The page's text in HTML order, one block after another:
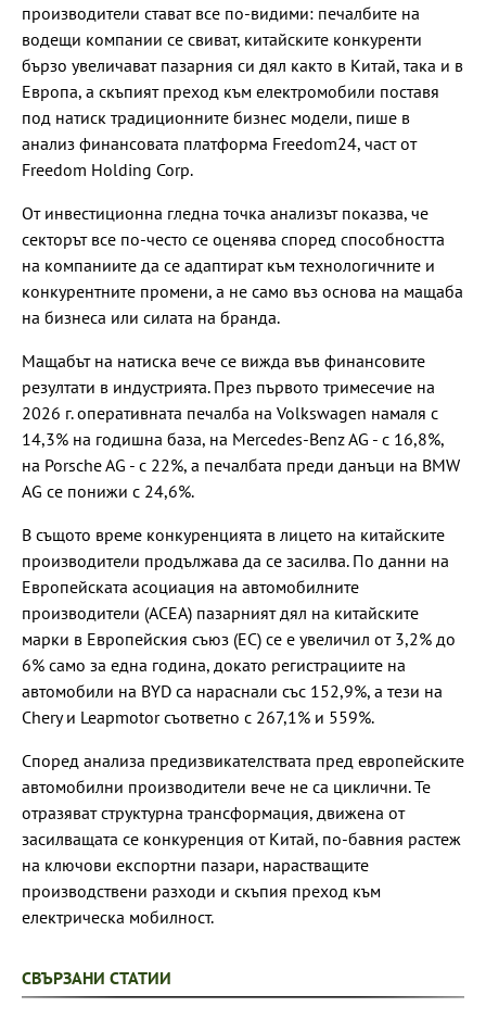
производители стават все по-видими: печалбите на
водещи компании се свиват, китайските конкуренти
бързо увеличават пазарния си дял както в Китай, така и в
Европа, а скъпият преход към електромобили поставя
под натиск традиционните бизнес модели, пише в
анализ финансовата платформа Freedom24, част от
Freedom Holding Corp.
От инвестиционна гледна точка анализът показва, че
секторът все по-често се оценява според способността
на компаниите да се адаптират към технологичните и
конкурентните промени, а не само въз основа на мащаба
на бизнеса или силата на бранда.
Мащабът на натиска вече се вижда във финансовите
резултати в индустрията. През първото тримесечие на
2026 г. оперативната печалба на Volkswagen намаля с
14,3% на годишна база, на Mercedes-Benz AG - с 16,8%,
на Porsche AG - с 22%, а печалбата преди данъци на BMW
AG се понижи с 24,6%.
В същото време конкуренцията в лицето на китайските
производители продължава да се засилва. По данни на
Европейската асоциация на автомобилните
производители (ACEA) пазарният дял на китайските
марки в Европейския съюз (ЕС) се е увеличил от 3,2% до
6% само за една година, докато регистрациите на
автомобили на BYD са нараснали със 152,9%, а тези на
Chery и Leapmotor съответно с 267,1% и 559%.
Според анализа предизвикателствата пред европейските
автомобилни производители вече не са циклични. Те
отразяват структурна трансформация, движена от
засилващата се конкуренция от Китай, по-бавния растеж
на ключови експортни пазари, нарастващите
производствени разходи и скъпия преход към
електрическа мобилност.
СВЪРЗАНИ СТАТИИ